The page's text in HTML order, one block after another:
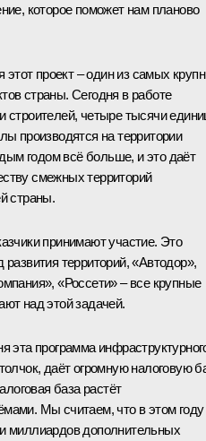
которое поможет нам планово
этот проект – один из самых
страны. Сегодня в работе
строителей, четыре тысячи
производятся на территории
годом всё больше, и это даёт
смежных территорий
страны.
принимают участие. Это
территорий, «Автодор»,
«Россети» – все крупные
над этой задачей.
эта программа
даёт огромную налоговую
база растёт
Мы считаем, что в этом году
миллиардов дополнительных